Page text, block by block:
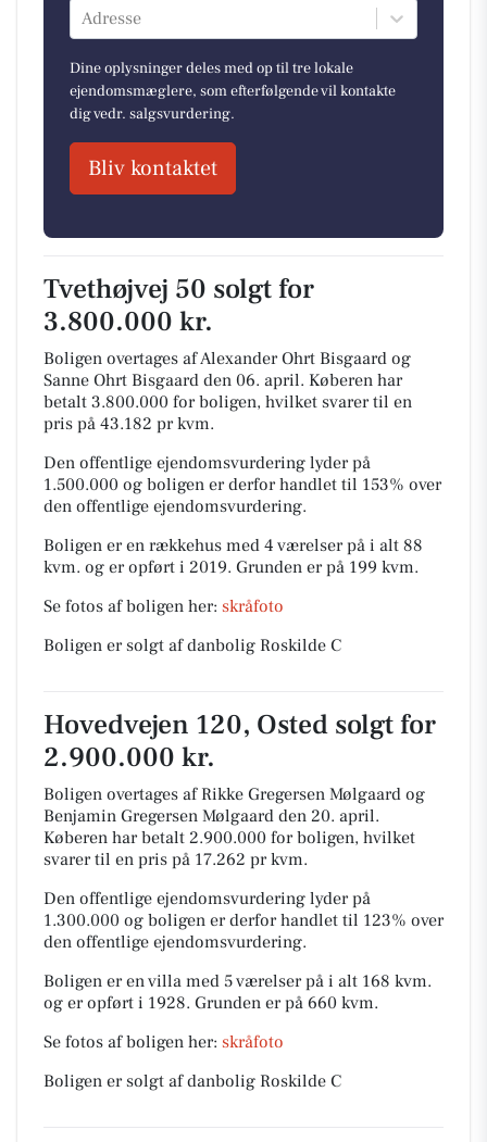
Adresse
Dine oplysninger deles med op til tre lokale
ejendomsmæglere, som efterfølgende vil kontakte
dig vedr. salgsvurdering.
Bliv kontaktet
Tvethøjvej 50 solgt for
3.800.000 kr.
Boligen overtages af Alexander Ohrt Bisgaard og
Sanne Ohrt Bisgaard den 06. april. Køberen har
betalt 3.800.000 for boligen, hvilket svarer til en
pris på 43.182 pr kvm.
Den offentlige ejendomsvurdering lyder på
1.500.000 og boligen er derfor handlet til 153% over
den offentlige ejendomsvurdering.
Boligen er en rækkehus med 4 værelser på i alt 88
kvm. og er opført i 2019. Grunden er på 199 kvm.
Se fotos af boligen her: skråfoto
Boligen er solgt af danbolig Roskilde C
Hovedvejen 120, Osted solgt for
2.900.000 kr.
Boligen overtages af Rikke Gregersen Mølgaard og
Benjamin Gregersen Mølgaard den 20. april.
Køberen har betalt 2.900.000 for boligen, hvilket
svarer til en pris på 17.262 pr kvm.
Den offentlige ejendomsvurdering lyder på
1.300.000 og boligen er derfor handlet til 123% over
den offentlige ejendomsvurdering.
Boligen er en villa med 5 værelser på i alt 168 kvm.
og er opført i 1928. Grunden er på 660 kvm.
Se fotos af boligen her: skråfoto
Boligen er solgt af danbolig Roskilde C